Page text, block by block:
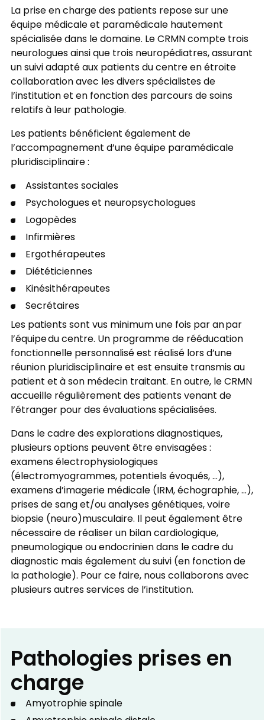
La prise en charge des patients repose sur une
équipe médicale et paramédicale hautement
spécialisée dans le domaine. Le CRMN compte trois
neurologues ainsi que trois neuropédiatres, assurant
un suivi adapté aux patients du centre en étroite
collaboration avec les divers spécialistes de
l’institution et en fonction des parcours de soins
relatifs à leur pathologie.
Les patients bénéficient également de
l’accompagnement d’une équipe paramédicale
pluridisciplinaire :
Assistantes sociales
Psychologues et neuropsychologues
Logopèdes
Infirmières
Ergothérapeutes
Diététiciennes
Kinésithérapeutes
Secrétaires
Les patients sont vus minimum une fois par an par
l’équipe du centre. Un programme de rééducation
fonctionnelle personnalisé est réalisé lors d’une
réunion pluridisciplinaire et est ensuite transmis au
patient et à son médecin traitant. En outre, le CRMN
accueille régulièrement des patients venant de
l’étranger pour des évaluations spécialisées.
Dans le cadre des explorations diagnostiques,
plusieurs options peuvent être envisagées :
examens électrophysiologiques
(électromyogrammes, potentiels évoqués, ...),
examens d’imagerie médicale (IRM, échographie, ...),
prises de sang et/ou analyses génétiques, voire
biopsie (neuro)musculaire. Il peut également être
nécessaire de réaliser un bilan cardiologique,
pneumologique ou endocrinien dans le cadre du
diagnostic mais également du suivi (en fonction de
la pathologie). Pour ce faire, nous collaborons avec
plusieurs autres services de l’institution.
Pathologies prises en
charge
Amyotrophie spinale